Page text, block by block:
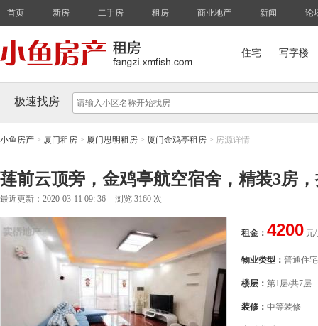
首页 新房 二手房 租房 商业地产 新闻 论
住宅 写字楼
极速找房
小鱼房产 > 厦门租房 > 厦门思明租房 > 厦门金鸡亭租房 > 房源详情
莲前云顶旁，金鸡亭航空宿舍，精装3房
最近更新：2020-03-11 09: 36 浏览 3160 次
租金： 4200 元
物业类型： 普通住宅
楼层： 第1层/共7层
装修： 中等装修